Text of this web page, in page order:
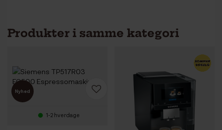
Produkter i samme kategori
Nyhed
1-2 hverdage